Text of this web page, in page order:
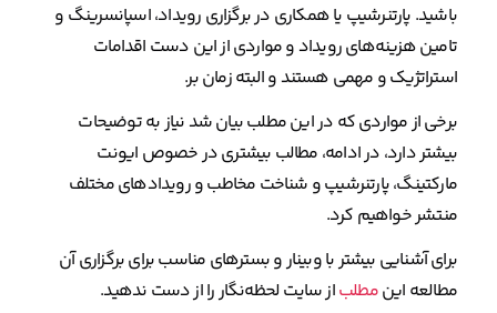
باشید. پارتنرشیپ یا همکاری در برگزاری رویداد، اسپانسرینگ و
تامین هزینه‌های رویداد و مواردی از این دست اقدامات
استراتژیک و مهمی هستند و البته زمان بر.
برخی از مواردی که در این مطلب بیان شد نیاز به توضیحات
بیشتر دارد، در ادامه، مطالب بیشتری در خصوص ایونت
مارکتینگ، پارتنرشیپ و شناخت مخاطب و رویدادهای مختلف
منتشر خواهیم کرد.
برای آشنایی بیشتر با وبینار و بسترهای مناسب برای برگزاری آن
مطالعه اینمطلباز سایت لحظه‌نگار را از دست ندهید.